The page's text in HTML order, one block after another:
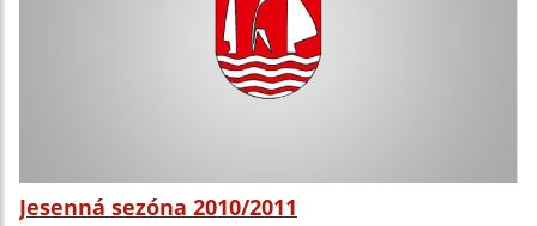
Jesenná sezóna 2010/2011